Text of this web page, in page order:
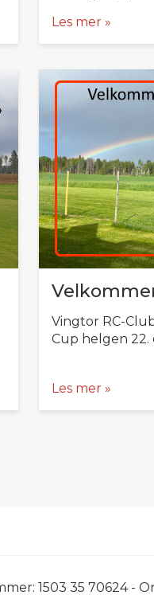
Les mer »
Vingtor RC-
Cup helgen 22.
Les mer »
1503 35 70624 -